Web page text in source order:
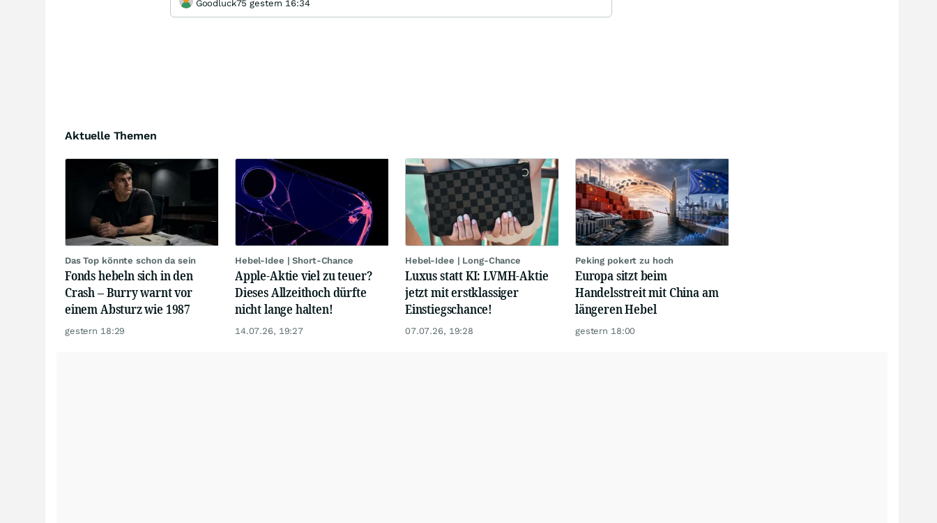
Goodluck75 gestern 16:34
Aktuelle Themen
Das Top könnte schon da sein
Fonds hebeln sich in den
Crash – Burry warnt vor
einem Absturz wie 1987
gestern 18:29
Hebel-Idee | Short-Chance
Apple-Aktie viel zu teuer?
Dieses Allzeithoch dürfte
nicht lange halten!
14.07.26, 19:27
Hebel-Idee | Long-Chance
Luxus statt KI: LVMH-Aktie
jetzt mit erstklassiger
Einstiegschance!
07.07.26, 19:28
Peking pokert zu hoch
Europa sitzt beim
Handelsstreit mit China am
längeren Hebel
gestern 18:00